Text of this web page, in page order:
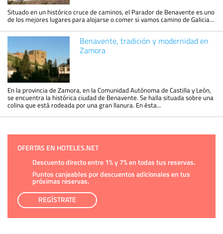
Situado en un histórico cruce de caminos, el Parador de Benavente es uno
de los mejores lugares para alojarse o comer si vamos camino de Galicia...
Benavente, tradición y modernidad en
Zamora
En la provincia de Zamora, en la Comunidad Autónoma de Castilla y León,
se encuentra la histórica ciudad de Benavente. Se halla situada sobre una
colina que está rodeada por una gran llanura. En ésta...
OFERTAS EN HOTELES.NET
Descuento directo entre 1% y 7% en todas tus reservas.
Puntos canjeables por descuentos adicionales en tus
próximas reservas.
REGÍSTRATE